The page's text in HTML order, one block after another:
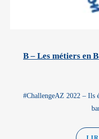
B – Les métiers en
#ChallengeAZ 2022 – Ils